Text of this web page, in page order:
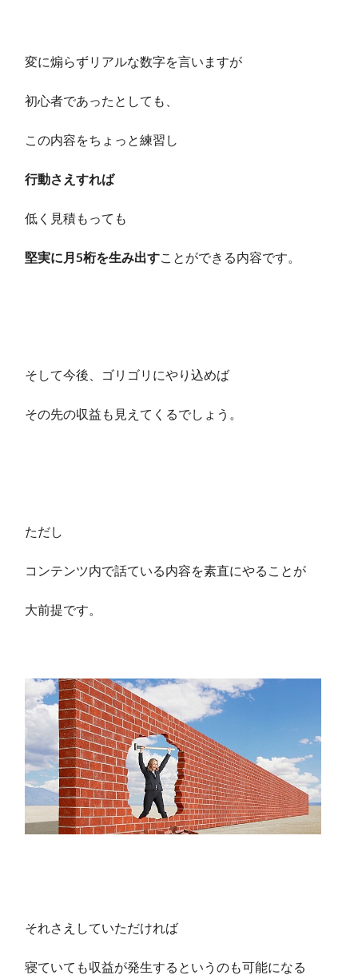
変に煽らずリアルな数字を言いますが
初心者であったとしても、
この内容をちょっと練習し
行動さえすれば
低く見積もっても
堅実に月5桁を生み出すことができる内容です。
そして今後、ゴリゴリにやり込めば
その先の収益も見えてくるでしょう。
ただし
コンテンツ内で話ている内容を素直にやることが
大前提です。
それさえしていただければ
寝ていても収益が発生するというのも可能になる